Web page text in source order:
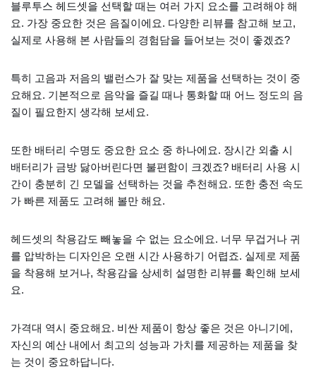
블루투스 헤드셋을 선택할 때는 여러 가지 요소를 고려해야 해
요. 가장 중요한 것은 음질이에요. 다양한 리뷰를 참고해 보고,
실제로 사용해 본 사람들의 경험담을 들어보는 것이 좋겠죠?
특히 고음과 저음의 밸런스가 잘 맞는 제품을 선택하는 것이 중
요해요. 기본적으로 음악을 즐길 때나 통화할 때 어느 정도의 음
질이 필요한지 생각해 보세요.
또한 배터리 수명도 중요한 요소 중 하나에요. 장시간 외출 시
배터리가 금방 닳아버린다면 불편함이 크겠죠? 배터리 사용 시
간이 충분히 긴 모델을 선택하는 것을 추천해요. 또한 충전 속도
가 빠른 제품도 고려해 볼만 해요.
헤드셋의 착용감도 빼놓을 수 없는 요소에요. 너무 무겁거나 귀
를 압박하는 디자인은 오랜 시간 사용하기 어렵죠. 실제로 제품
을 착용해 보거나, 착용감을 상세히 설명한 리뷰를 확인해 보세
요.
가격대 역시 중요해요. 비싼 제품이 항상 좋은 것은 아니기에,
자신의 예산 내에서 최고의 성능과 가치를 제공하는 제품을 찾
는 것이 중요하답니다.